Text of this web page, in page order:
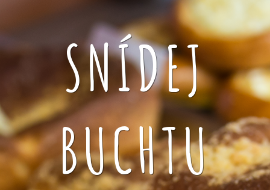
SNÍDEJ
BUCHTU